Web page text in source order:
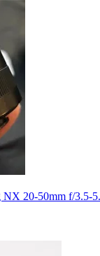
NX 20-50mm f/3.5-